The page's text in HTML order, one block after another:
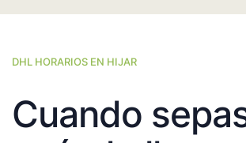
DHL HORARIOS EN HIJAR
Cuando